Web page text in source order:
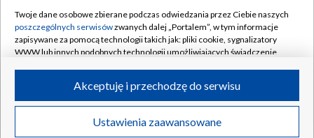
Rada Programowa
System NOS
Informacje o nadawcy
Program dla prasy
Kontakt
Kanały
©2026 Telewizja Polska S.A. w likwidacji
Twoje dane osobowe zbierane podczas odwiedzania przez Ciebie naszych
poszczególnych serwisówzwanych dalej „Portalem”, w tym informacje
zapisywane za pomocą technologii takich jak: pliki cookie, sygnalizatory
WWW lub innych podobnych technologii umożliwiających świadczenie
ruchu w Internecie.
Twoje dane osobowe zbierane podczas odwiedzania przez Ciebie
poszczególnych serwisówna Portalu, takie jak adresy IP, identyfikatory
Ustawienia zaawansowane
Akceptuję i przechodzę do serwisu